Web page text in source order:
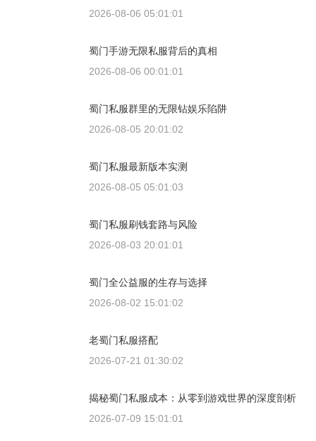
2026-08-06 05:01:01
蜀门手游无限私服背后的真相
2026-08-06 00:01:01
蜀门私服群里的无限钻娱乐陷阱
2026-08-05 20:01:02
蜀门私服最新版本实测
2026-08-05 05:01:03
蜀门私服刷钱套路与风险
2026-08-03 20:01:01
蜀门全公益服的生存与选择
2026-08-02 15:01:02
老蜀门私服搭配
2026-07-21 01:30:02
揭秘蜀门私服成本：从零到游戏世界的深度剖析
2026-07-09 15:01:01